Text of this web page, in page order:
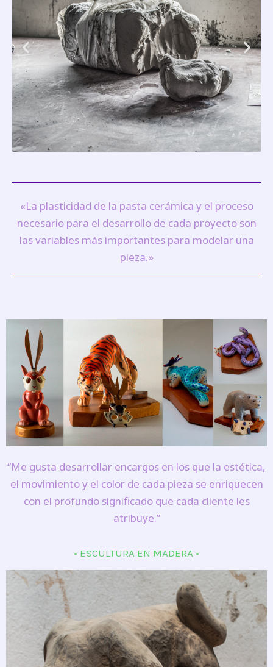
«La plasticidad de la pasta cerámica y el proceso
necesario para el desarrollo de cada proyecto son
las variables más importantes para modelar una
pieza.»
“Me gusta desarrollar encargos en los que la estética,
el movimiento y el color de cada pieza se enriquecen
con el profundo significado que cada cliente les
atribuye.”
• ESCULTURA EN MADERA •